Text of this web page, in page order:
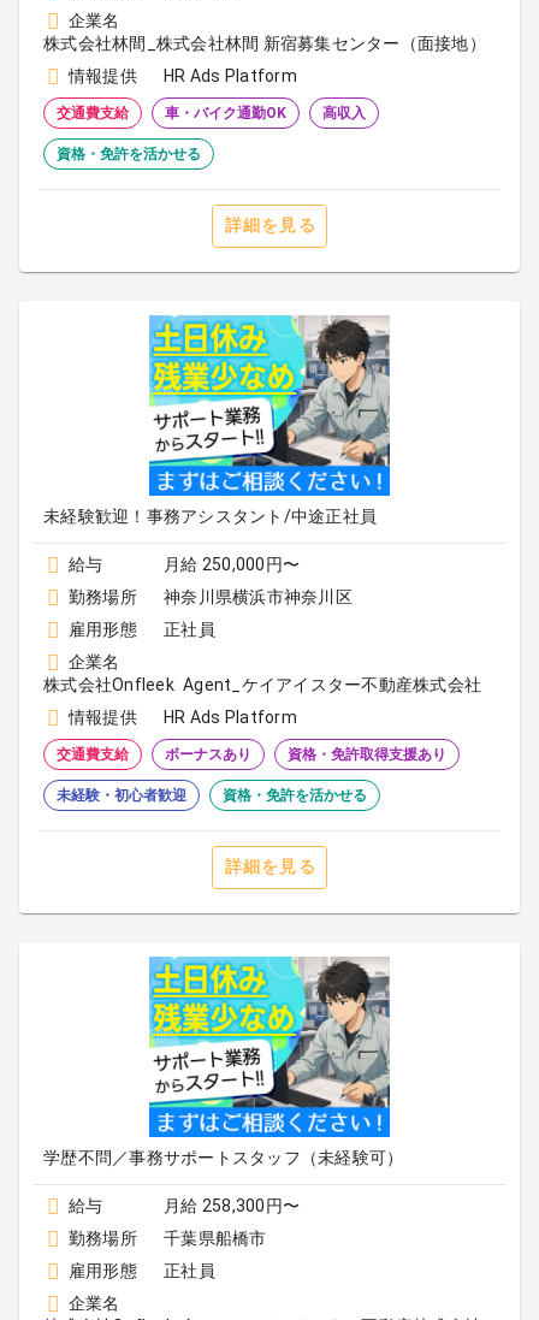
企業名
株式会社林間_株式会社林間 新宿募集センター（面接地）
情報提供
HR Ads Platform
交通費支給 車・バイク通勤OK 高収入
資格・免許を活かせる
詳細を見る
未経験歓迎！事務アシスタント/中途正社員
給与
月給 250,000円〜
勤務場所
神奈川県横浜市神奈川区
雇用形態
正社員
企業名
株式会社Onfleek Agent_ケイアイスター不動産株式会社
情報提供
HR Ads Platform
交通費支給 ボーナスあり 資格・免許取得支援あり
未経験・初心者歓迎 資格・免許を活かせる
詳細を見る
学歴不問／事務サポートスタッフ（未経験可）
給与
月給 258,300円〜
勤務場所
千葉県船橋市
雇用形態
正社員
企業名